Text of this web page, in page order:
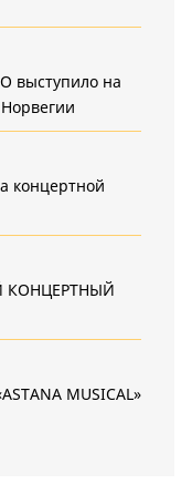
выступило на
концертной
КОНЦЕРТНЫЙ
MUSICAL»